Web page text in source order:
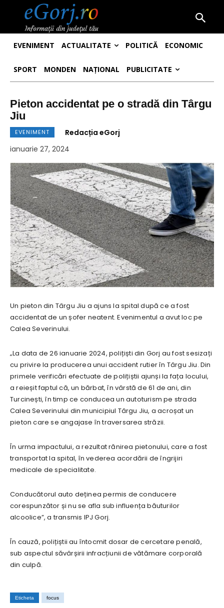
EVENIMENT ACTUALITATE POLITICĂ ECONOMIC
SPORT MONDEN NAȚIONAL PUBLICITATE
Pieton accidentat pe o stradă din Târgu
Jiu
EVENIMENT
Redacția eGorj
ianuarie 27, 2024
Un pieton din Târgu Jiu a ajuns la spital după ce a fost
accidentat de un șofer neatent. Evenimentul a avut loc pe
Calea Severinului.
„La data de 26 ianuarie 2024, polițiști din Gorj au fost sesizați
cu privire la producerea unui accident rutier în Târgu Jiu. Din
primele verificări efectuate de polițiștii ajunși la fața locului,
a reieșit faptul că, un bărbat, în vârstă de 61 de ani, din
Turcinești, în timp ce conducea un autoturism pe strada
Calea Severinului din municipiul Târgu Jiu, a acroșat un
pieton care se angajase în traversarea străzii.
În urma impactului, a rezultat rănirea pietonului, care a fost
transportat la spital, în vederea acordării de îngrijiri
medicale de specialitate.
Conducătorul auto deținea permis de conducere
corespunzător și nu se afla sub influența băuturilor
alcoolice”, a transmis IPJ Gorj.
În cauză, polițiștii au întocmit dosar de cercetare penală,
sub aspectul săvârșirii infracțiunii de vătămare corporală
din culpă.
Eticheta focus